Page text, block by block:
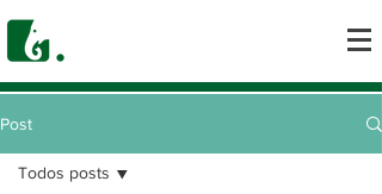
Post
Todos posts